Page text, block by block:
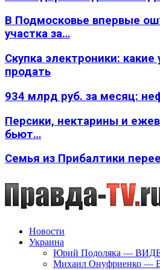
В Подмосковье впервые
участка за…
Скупка электроники:
продать
934 млрд руб. за месяц:
Персики, нектарины и
бьют…
Семья из Прибалтики
Новости
Украина
Юрий Подоляка —
Михаил Онуфриенко —